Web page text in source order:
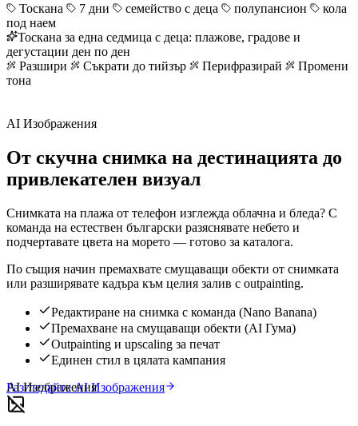
Тоскана
7 дни семейство с деца полупансион
кола
под наем
Тоскана за една седмица с деца: плажове, градове и
дегустации ден по ден
Разшири
Съкрати до тийзър Перифразирай
Промени
тона
AI Изображения
От скучна снимка на дестинацията до
привлекателен визуал
Снимката на плажа от телефон изглежда облачна и бледа? С
команда на естествен български разяснявате небето и
подчертавате цвета на морето — готово за каталога.
По същия начин премахвате смущаващи обекти от снимката
или разширявате кадъра към целия залив с outpainting.
Редактиране на снимка с команда (Nano Banana)
Премахване на смущаващи обекти (AI Гума)
Outpainting и upscaling за печат
Единен стил в цялата кампания
Разгледайте AI Изображения
AI Изображения